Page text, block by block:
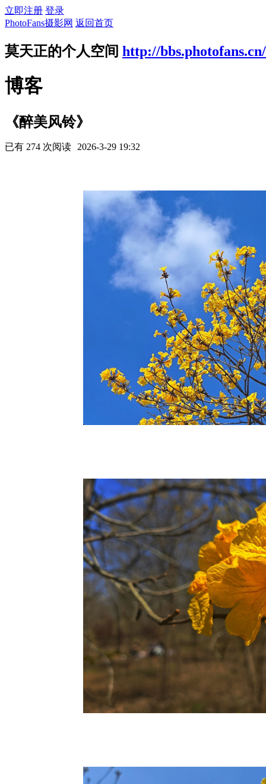
立即注册 登录
PhotoFans摄影网 返回首页
莫天正的个人空间 http://
博客
《醉美风铃》
已有 274 次阅读 2026-3-29 19:32